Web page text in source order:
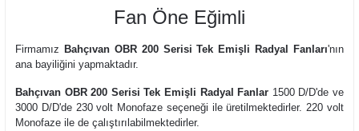
Fan Öne Eğimli
Firmamız Bahçıvan OBR 200 Serisi Tek Emişli Radyal Fanları'nın
ana bayiliğini yapmaktadır.
Bahçıvan OBR 200 Serisi Tek Emişli Radyal Fanlar 1500 D/D'de ve
3000 D/D'de 230 volt Monofaze seçeneği ile üretilmektedirler. 220 volt
Monofaze ile de çalıştırılabilmektedirler.